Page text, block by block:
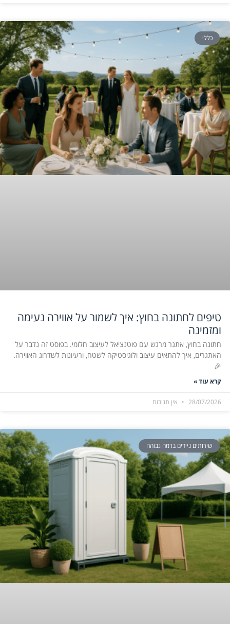
כללי
טיפים לחתונה בחוץ: איך לשמור על אווירה נעימה
ומזמינה
חתונה בחוץ, אתגר מרגש עם פוטנציאל לעיצוב חלומי. בפוסט זה נדבר על
האתגרים, איך להתאים עיצוב ולוגיסטיקה לשטח, ורעיונות לשדרוג האווירה.
🎉
קרא עוד »
28/07/2026 אין תגובות
שירותים ניידים ברמה גבוהה